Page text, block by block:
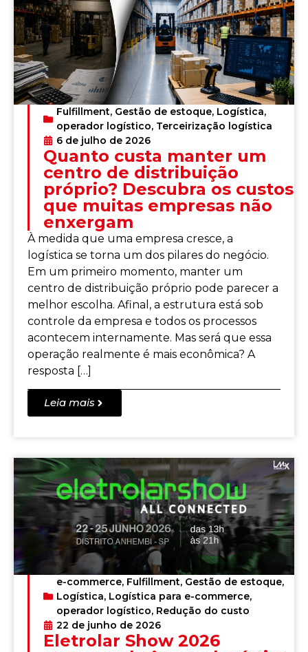
Fulfillment, Gestão de estoque, Logística,
operador logístico, Terceirização logística
6 de julho de 2026
Quanto custa manter um
centro de distribuição
próprio? Descubra os custos
que muitas empresas não
enxergam
À medida que uma empresa cresce, a
logística se torna um dos pilares do negócio.
Em um primeiro momento, manter um
centro de distribuição próprio pode parecer a
melhor escolha. Afinal, a estrutura está sob
controle da empresa e todos os processos
acontecem internamente. Mas será que essa
operação realmente é mais econômica? A
resposta […]
Leia mais
e-commerce, Fulfillment, Gestão de estoque,
Logística, Logística para e-commerce,
operador logístico, Redução do custo
22 de junho de 2026
Eletrolar Show 2026